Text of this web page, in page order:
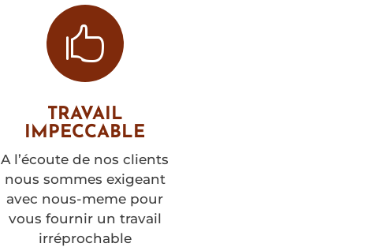

TRAVAIL
IMPECCABLE
A l’écoute de nos clients
nous sommes exigeant
avec nous-meme pour
vous fournir un travail
irréprochable